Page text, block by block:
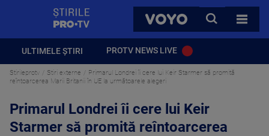
VOYO
CAUTA
TOATE
ULTIMELE ȘTIRI PROTV NEWS LIVE
Stirileprotv Stiri externe
Primarul Londrei îi cere lui Keir Starmer să promită
reîntoarcerea Marii Britanii în UE la următoarele alegeri
Primarul Londrei îi cere lui Keir
Starmer să promită reîntoarcerea